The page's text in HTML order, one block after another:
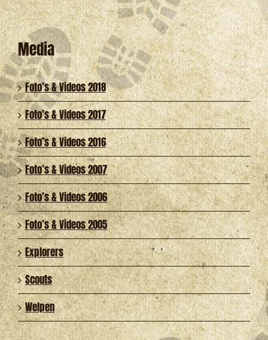
Media
Foto’s & Videos 2018
Foto’s & Videos 2017
Foto’s & Videos 2016
Foto’s & Videos 2007
Foto’s & Videos 2006
Foto’s & Videos 2005
Explorers
Scouts
Welpen